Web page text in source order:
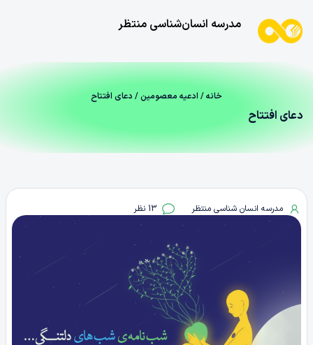
مدرسه انسان‌شناسی منتظر
خانه/ ادعیه معصومین/ دعای افتتاح
دعای افتتاح
مدرسه انسان شناسی منتظر 13 نظر